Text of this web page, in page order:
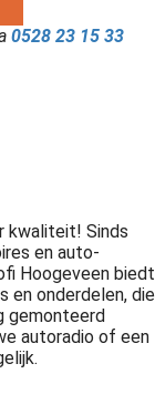
0528 23 15 33
kwaliteit! Sinds
en auto-
Hoogeveen biedt
en onderdelen, die
gemonteerd
autoradio of een